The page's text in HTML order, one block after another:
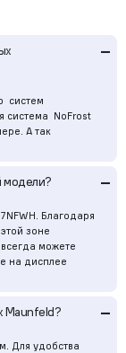
–
систем
система NoFrost
А так
модели? –
Благодаря
зоне
можете
на дисплее
Maunfeld? –
Для удобства